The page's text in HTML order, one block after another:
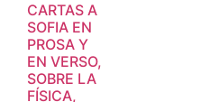
CARTAS A
SOFIA EN
PROSA Y
EN VERSO,
SOBRE LA
FÍSICA,